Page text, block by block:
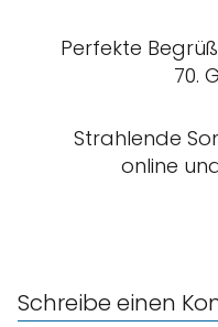
Perfekte
70.
Strahlende
online
Schreibe einen